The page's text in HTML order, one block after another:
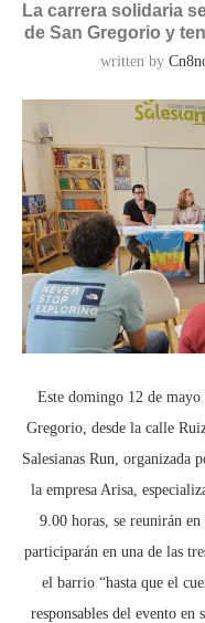
La carrera solidaria
de San Gregorio y
written by
Este domingo 12 de mayo
Gregorio, desde la calle
Salesianas Run,
la empresa Arisa,
9.00 horas, se reunirán
participarán en una de las
el barrio “hasta que el
responsables del evento en